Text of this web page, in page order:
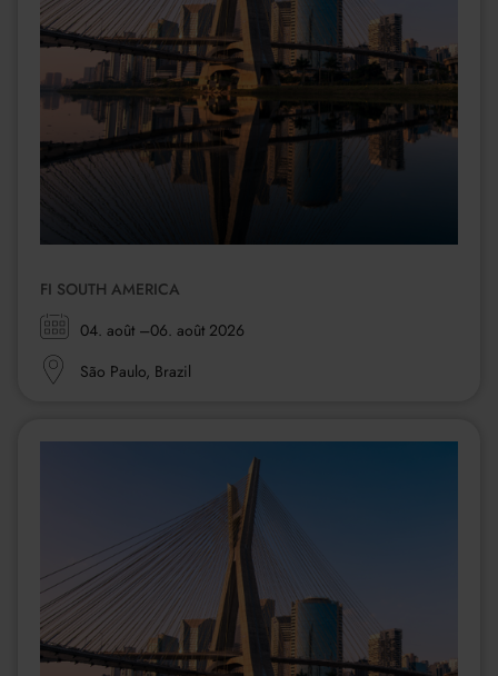
FI SOUTH AMERICA
Zeitraum:04. août –06. août 2026
Ort:
São Paulo, Brazil